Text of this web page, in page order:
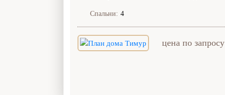
Спальни: 4
цена по запросу